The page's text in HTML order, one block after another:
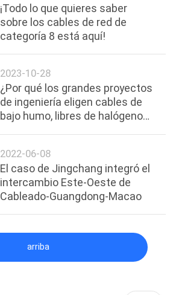
¡Todo lo que quieres saber
sobre los cables de red de
categoría 8 está aquí!
2023-10-28
¿Por qué los grandes proyectos
de ingeniería eligen cables de
bajo humo, libres de halógenos
2022-06-08
El caso de Jingchang integró el
intercambio Este-Oeste de
Cableado-Guangdong-Macao
arriba